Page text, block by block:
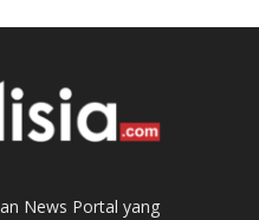
News Portal yang